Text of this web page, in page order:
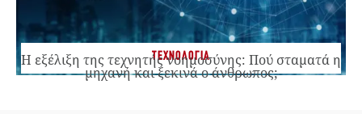
ΤΕΧΝΟΛΟΓΙΑ
Η εξέλιξη της τεχνητής νοημοσύνης: Πού σταματά η
μηχανή και ξεκινά ο άνθρωπος;